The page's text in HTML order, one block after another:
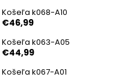
Košeľa k068-A10
€46,99
Košeľa k063-A05
€44,99
Košeľa k067-A01